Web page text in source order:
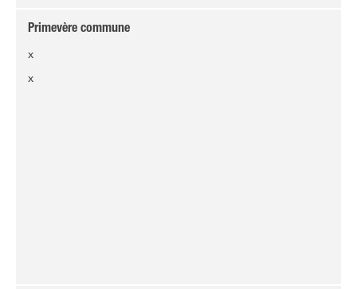
Primevère commune
x
x